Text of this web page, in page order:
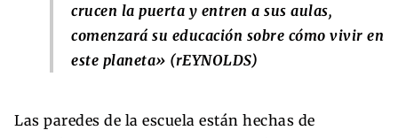
crucen la puerta y entren a sus aulas,
comenzará su educación sobre cómo vivir en
este planeta» (rEYNOLDS)
Las paredes de la escuela están hechas de